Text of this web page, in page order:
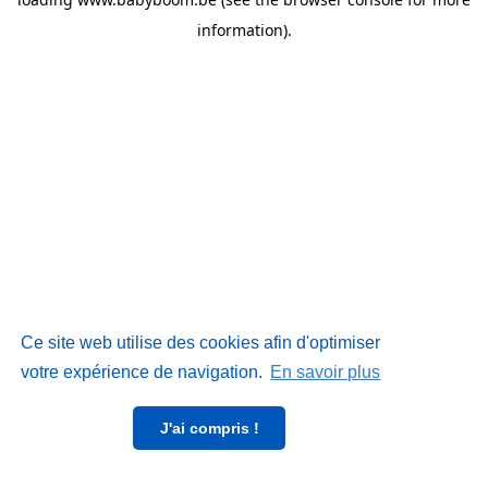
Ce site web utilise des cookies afin d'optimiser
votre expérience de navigation. En savoir plus
J'ai compris !
information).